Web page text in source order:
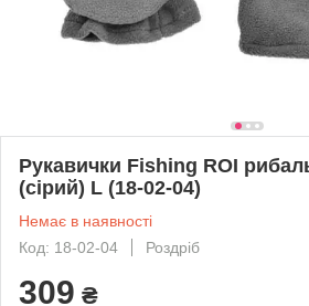
Рукавички Fishing ROI
(сірий) L (18-02-04)
Немає в наявності
Код: 18-02-04
Роздріб
309 ₴